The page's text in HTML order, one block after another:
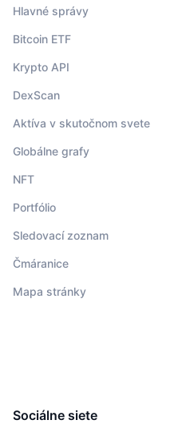
Hlavné správy
Bitcoin ETF
Krypto API
DexScan
Aktíva v skutočnom svete
Globálne grafy
NFT
Portfólio
Sledovací zoznam
Čmáranice
Mapa stránky
Sociálne siete